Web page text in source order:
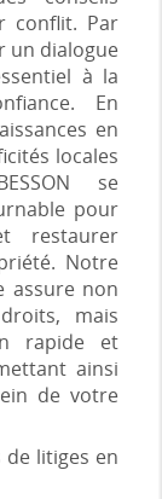
conflit. Par
un dialogue
à la
En
en
locales
se
pour
restaurer
Notre
assure non
mais
rapide et
ainsi
de votre
de litiges en